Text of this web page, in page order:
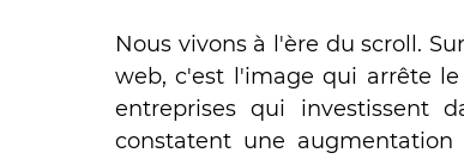
Nous vivons à l'ère du scroll.
web, c'est l'image qui arrête
entreprises qui investissent
constatent une